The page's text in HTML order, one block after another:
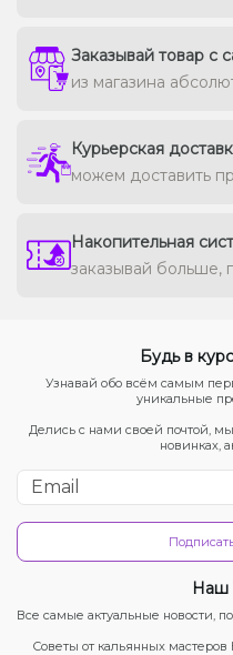
Заказывай товар с
из магазина
Курьерская
можем доставить
Накопительная
заказывай больше,
Будь в
Узнавай обо всём самым
уникальные
Делись с нами своей почтой,
новинках,
Наш
Все самые актуальные новости,
Советы от кальянных мастеров